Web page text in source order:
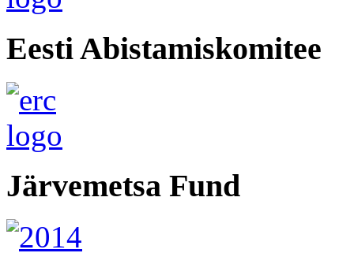
Eesti Abistamiskomitee
Järvemetsa Fund